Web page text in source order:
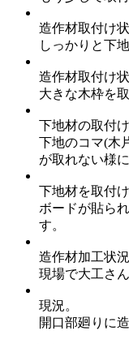
造作材取付け
しっかりと下
造作材取付け
大きな木枠を
下地材の取付
下地のコマ(木
が取れない様
下地材を取付
ボードが貼ら
す。
造作材加工状況
現場で大工さ
現況。
開口部廻りに